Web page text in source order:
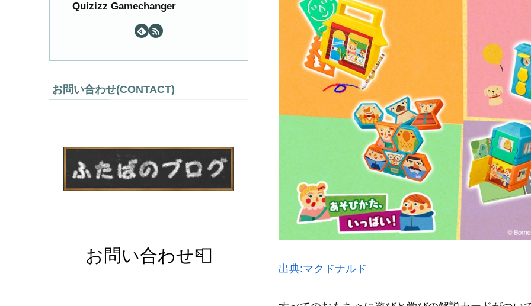
出典:マクドナルド
Quizizz Gamechanger
お問い合わせ(CONTACT)